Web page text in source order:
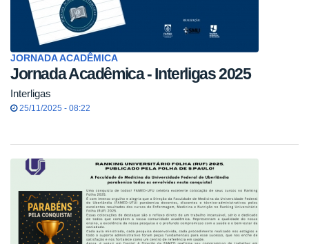
JORNADA ACADÊMICA
Jornada Acadêmica - Interligas 2025
Interligas
25/11/2025 - 08:22